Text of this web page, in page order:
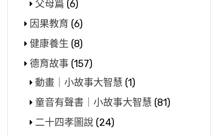
父母篇 (6)
因果教育 (6)
健康養生 (8)
德育故事 (157)
動畫｜小故事大智慧 (1)
童音有聲書｜小故事大智慧 (81)
二十四孝圖說 (24)